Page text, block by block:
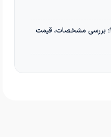
معرفی لوکانو L7 مدل ۱۴۰۴؛ بررسی مشخصات، قیمت